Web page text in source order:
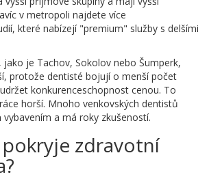
v metropoli najdete více
které nabízejí "premium" služby s delšími
jako je Tachov, Sokolov nebo Šumperk,
protože dentisté bojují o menší počet
konkurenceschopnost cenou. To
horší. Mnoho venkovských dentistů
a má roky zkušeností.
pokryje zdravotní